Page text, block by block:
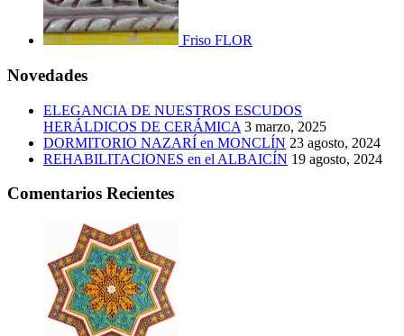
Friso FLOR
Novedades
ELEGANCIA DE NUESTROS ESCUDOS
HERÁLDICOS DE CERÁMICA 3 marzo, 2025
DORMITORIO NAZARÍ en MONCLÍN 23 agosto, 2024
REHABILITACIONES en el ALBAICÍN 19 agosto, 2024
Comentarios Recientes